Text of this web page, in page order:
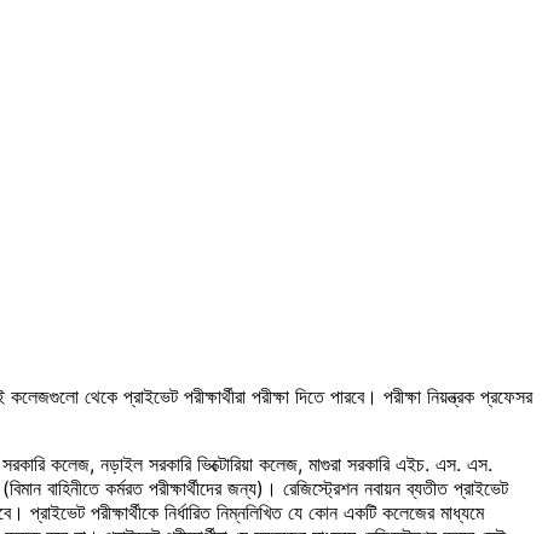
থেকে প্রাইভেট পরীক্ষার্থীরা পরীক্ষা দিতে পারবে। পরীক্ষা নিয়ন্ত্রক প্রফেসর
কলেজ, নড়াইল সরকারি ভিক্টোরিয়া কলেজ, মাগুরা সরকারি এইচ. এস. এস.
বাহিনীতে কর্মরত পরীক্ষার্থীদের জন্য)। রেজিস্ট্রেশন নবায়ন ব্যতীত প্রাইভেট
প্রাইভেট পরীক্ষার্থীকে নির্ধারিত নিম্নলিখিত যে কোন একটি কলেজের মাধ্যমে